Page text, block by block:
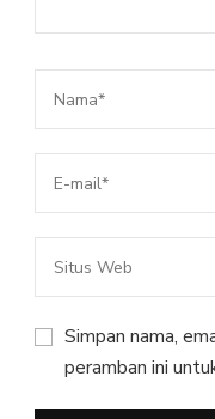
Simpan nama,
peramban ini